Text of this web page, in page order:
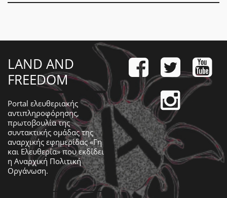
LAND AND
FREEDOM
Portal ελευθεριακής
αντιπληροφόρησης,
πρωτοβουλία της
συντακτικής ομάδας της
αναρχικής εφημερίδας «Γη
και Ελευθερία» που εκδίδει
η Αναρχική Πολιτική
Οργάνωση.